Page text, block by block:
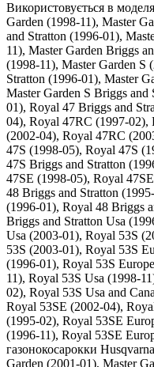
Використовується в
Garden (1998-11), Master
and Stratton (1996-01),
11), Master Garden Briggs
(1998-11), Master Garden S
Stratton (1996-01), Master
Master Garden S Briggs
01), Royal 47 Briggs and
04), Royal 47RC (1997-02),
(2002-04), Royal 47RC
47S (1998-05), Royal 47S
47S Briggs and Stratton
47SE (1998-05), Royal
48 Briggs and Stratton
(1996-01), Royal 48 Briggs
Briggs and Stratton Usa
Usa (2003-01), Royal 53S
53S (2003-01), Royal 53S
(1996-01), Royal 53S
11), Royal 53S Usa (1998-
02), Royal 53S Usa and
Royal 53SE (2002-04),
(1995-02), Royal 53SE
(1996-11), Royal 53SE
газонокосарокки
Garden (2001-01), Master